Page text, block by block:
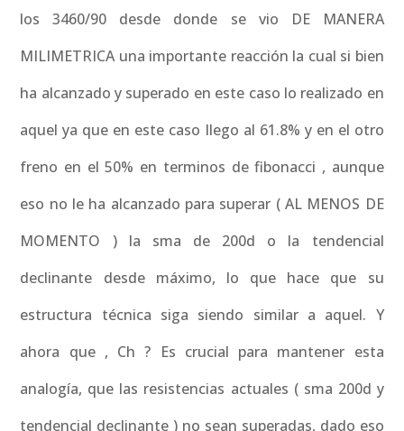
los 3460/90 desde donde se vio DE MANERA
MILIMETRICA una importante reacción la cual si bien
ha alcanzado y superado en este caso lo realizado en
aquel ya que en este caso llego al 61.8% y en el otro
freno en el 50% en terminos de fibonacci , aunque
eso no le ha alcanzado para superar ( AL MENOS DE
MOMENTO ) la sma de 200d o la tendencial
declinante desde máximo, lo que hace que su
estructura técnica siga siendo similar a aquel. Y
ahora que , Ch ? Es crucial para mantener esta
analogía, que las resistencias actuales ( sma 200d y
tendencial declinante ) no sean superadas, dado eso